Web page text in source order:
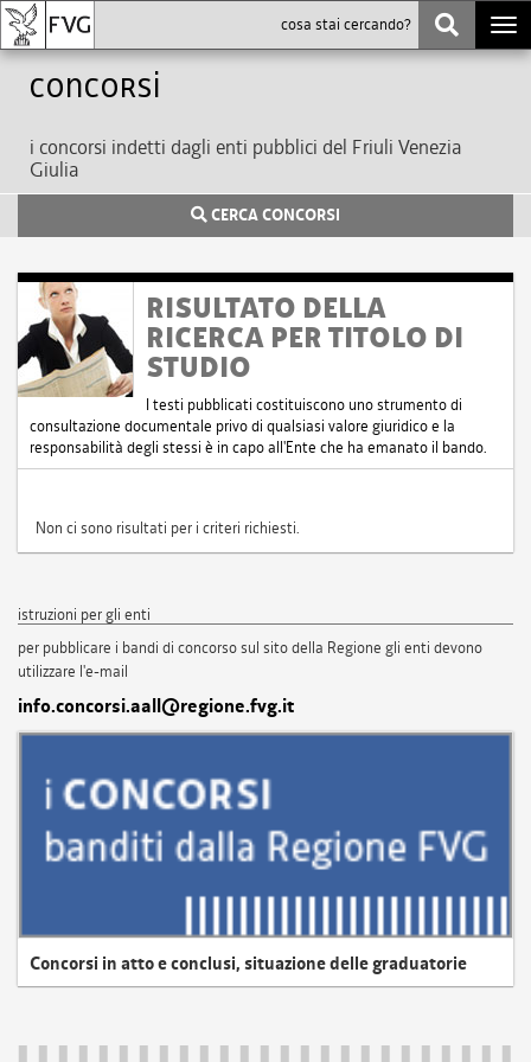
Concorsi
i concorsi indetti dagli enti pubblici del Friuli Venezia
Giulia
CERCA CONCORSI
RISULTATO DELLA
RICERCA PER TITOLO DI
STUDIO
I testi pubblicati costituiscono uno strumento di
consultazione documentale privo di qualsiasi valore giuridico e la
responsabilità degli stessi è in capo all'Ente che ha emanato il bando.
Non ci sono risultati per i criteri richiesti.
istruzioni per gli enti
per pubblicare i bandi di concorso sul sito della Regione gli enti devono
utilizzare l'e-mail
info.concorsi.aall@regione.fvg.it
Concorsi in atto e conclusi, situazione delle graduatorie